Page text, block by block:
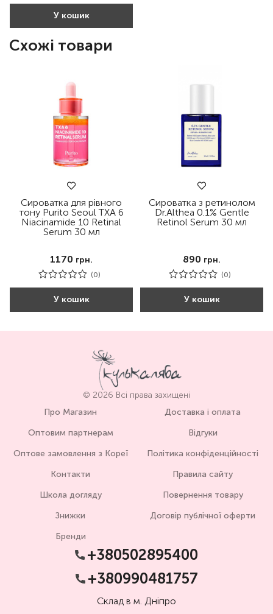
У кошик
Схожі товари
Сироватка для рівного
тону Purito Seoul TXA 6
Niacinamide 10 Retinal
Serum 30 мл
1170 грн.
(0)
У кошик
Сироватка з ретинолом
Dr.Althea 0.1% Gentle
Retinol Serum 30 мл
890 грн.
(0)
У кошик
© 2026 Всі права захищені
Про Магазин
Оптовим партнерам
Оптове замовлення з Кореї
Контакти
Школа догляду
Знижки
Бренди
Доставка і оплата
Відгуки
Політика конфіденційності
Правила сайту
Повернення товару
Договір публічної оферти
+380502895400
+380990481757
Склад в м. Дніпро